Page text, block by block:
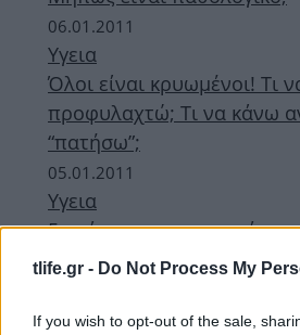
tlife.gr - Do Not Process My
If you wish to opt-out of the sale,
06.01.2011
Υγεια
Όλοι είναι κρυωμένοι! Τι
προφυλαχτώ; Τι να κάνω
“πατήσω”;
05.01.2011
Υγεια
5 τρόποι να απομακρύνεις
χοληστερίνη
Υγεια